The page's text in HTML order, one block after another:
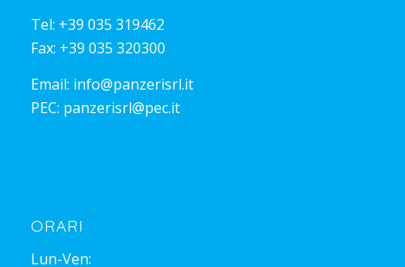
Tel: +39 035 319462
Fax: +39 035 320300
Email: info@panzerisrl.it
PEC: panzerisrl@pec.it
ORARI
Lun-Ven: